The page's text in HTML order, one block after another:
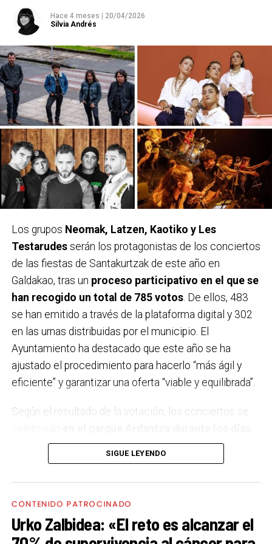
Hace 4 meses
20/04/2026
Silvia Andrés
Los grupos Neomak, Latzen, Kaotiko y Les
Testarudesserán los protagonistas de los conciertos
de las fiestas de Santakurtzak de este año en
Galdakao, tras un proceso participativo en el que se
han recogido un total de 785 votos. De ellos, 483
se han emitido a través de la plataforma digital y 302
en las urnas distribuidas por el municipio. El
Ayuntamiento ha destacado que este año se ha
ajustado el procedimiento para hacerlo “más ágil y
eficiente” y garantizar una oferta “viable y equilibrada”.
Según el resultado de la votación, los conciertos se
11, 12, 18 y 19 de septiembre,coincidiendo con los
dos fines de semana festivos. El comité de fiestas ha
sido el encargado de elegir el concierto del 11 de
tradición vasca desde una perspectiva moderna,
SIGUE LEYENDO
CONTENIDO PATROCINADO
Urko Zalbidea: «El reto es alcanzar el